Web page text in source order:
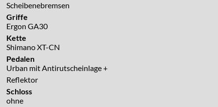
Scheibenebremsen
Griffe
Ergon GA30
Kette
Shimano XT-CN
Pedalen
Urban mit Antirutscheinlage +
Reflektor
Schloss
ohne